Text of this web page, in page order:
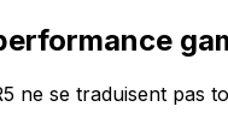
ne se traduisent pas